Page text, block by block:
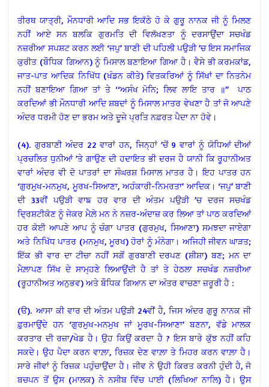
ਤੀਰਥ ਯਾਤ੍ਰੀ, ਮੌਨਧਾਰੀ ਆਦਿ ਸਭ ਇਕੱਠੇ ਹੋ ਕੇ ਗੁਰੂ ਨਾਨਕ ਜੀ ਨੂੰ ਮਿਲਣ
ਨਹੀਂ ਆਏ ਸਨ ਬਲਕਿ ਗੁਰਮਤਿ ਦੀ ਵਿਲੱਖਣਤਾ ਨੂੰ ਦਰਸਾਉਂਦਾ ਸਚਖੰਡ
ਨਜ਼ਰੀਆ ਸਪਸ਼ਟ ਕਰਨ ਲਈ ‘ਜਪੁ’ ਬਾਣੀ ਦੀ ਪਹਿਲੀ ਪਉੜੀ ’ਚ ਇਸ ਸਮਾਜਿਕ
ਕੁਰੀਤ (ਬੌਧਿਕ ਗਿਆਨ) ਨੂੰ ਮਿਸਾਲ ਬਣਾਇਆ ਗਿਆ ਹੈ। ਵੈਸੇ ਭੀ ਕਰਮਕਾਂਡ,
ਜਾਤ-ਪਾਤ ਆਦਿਕ ਨਿਖਿੱਧ (ਖੰਡਨ ਕੀਤੇ) ਵਿਤਕਰਿਆਂ ਨੂੰ ਸਿੱਖਾਂ ਦਾ ਨਿਤਨੇਮ
ਨਹੀਂ ਬਣਾਇਆ ਗਿਆ ਤਾਂ ਤੇ ‘‘ਅਸੰਖ ਮੋਨਿ; ਲਿਵ ਲਾਇ ਤਾਰ ॥’’ ਪਾਠ
ਕਰਦਿਆਂ ਭੀ ਮੌਨਧਾਰੀ ਆਦਿ ਸ਼ਬਦਾਂ ਨੂੰ ਮਿਸਾਲ ਮਾਤਰ ਵੇਖਣਾ ਹੈ ਤਾਂ ਜੋ ਆਪਣੇ
ਅੰਦਰ ਧਰਮੀ ਹੋਣ ਦਾ ਭਰਮ ਅਤੇ ਦੂਜੇ ਪ੍ਰਤਿ ਨਫ਼ਰਤ ਪੈਦਾ ਨਾ ਹੋਵੇ।
(4). ਗੁਰਬਾਣੀ ਅੰਦਰ 22 ਵਾਰਾਂ ਹਨ, ਜਿਨ੍ਹਾਂ ’ਚੋਂ 9 ਵਾਰਾਂ ਨੂੰ ਯੋਧਿਆਂ ਦੀਆਂ
ਪ੍ਰਚਲਿਤ ਧੁਨੀਆਂ ’ਤੇ ਗਾਉਣ ਦੀ ਹਦਾਇਤ ਭੀ ਦਰਜ ਹੈ ਯਾਨੀ ਕਿ ਰੂਹਾਨੀਅਤ
ਵਾਰਾਂ ਅੰਦਰ ਵੀ ਦੋ ਪਾਤਰਾਂ ਦਾ ਸੰਘਰਸ਼ ਮਿਸਾਲ ਮਾਤਰ ਹੈ। ਇਹ ਪਾਤਰ ਹਨ
‘ਗੁਰਮੁਖ-ਮਨਮੁਖ, ਮੂਰਖ-ਸਿਆਣਾ, ਅਹੰਕਾਰੀ-ਨਿਮਰਤਾ’ ਆਦਿਕ। ‘ਜਪੁ’ ਬਾਣੀ
ਦੀ 33ਵੀਂ ਪਉੜੀ ਵਾਙ ਹਰ ਵਾਰ ਦੀ ਅੰਤਮ ਪਉੜੀ ’ਚ ਦਰਜ ਸਚਖੰਡ
ਦ੍ਰਿਸ਼ਟੀਕੋਣ ਨੂੰ ਜੇਕਰ ਮੈਲ਼ੇ ਮਨ ਨੇ ਨਜ਼ਰ-ਅੰਦਾਜ਼ ਕਰ ਲਿਆ ਤਾਂ ਪਾਠ ਕਰਦਿਆਂ
ਹਰ ਕੋਈ ਆਪਣੇ ਆਪ ਨੂੰ ਚੰਗਾ ਪਾਤਰ (ਗੁਰਮੁਖ, ਸਿਆਣਾ) ਸਮਝਦਾ ਜਾਏਗਾ
ਅਤੇ ਨਿਖਿੱਧ ਪਾਤਰ (ਮਨਮੁਖ, ਮੂਰਖ) ਹੋਰਾਂ ਨੂੰ ਮੰਨੇਗਾ। ਅਜਿਹੀ ਜੀਵਨ ਘਾੜਤ;
ਇੱਕ ਭੀ ਵਾਰ ਦਾ ਟੀਚਾ ਨਹੀਂ ਸਗੋਂ ਗੁਰਬਾਣੀ ਦਰਪਣ (ਸ਼ੀਸ਼ਾ) ਬਣ; ਮਨ ਦਾ
ਮੈਲ਼ਾਪਣ ਸਿੱਖ ਦੇ ਸਾਮ੍ਹਣੇ ਲਿਆਉਂਦੀ ਹੈ ਤਾਂ ਤੇ ਹੇਠਲਾ ਸਚਖੰਡ ਨਜ਼ਰੀਆ
(ਰੂਹਾਨੀਅਤ ਅਨੁਭਵ) ਅਤੇ ਬੌਧਿਕ ਗਿਆਨ ਦਾ ਅੰਤਰ ਵਾਚਣਾ ਜ਼ਰੂਰੀ ਹੈ :
(ੳ). ਆਸਾ ਕੀ ਵਾਰ ਦੀ ਅੰਤਮ ਪਉੜੀ 24ਵੀਂ ਹੈ, ਜਿਸ ਅੰਦਰ ਗੁਰੂ ਨਾਨਕ ਜੀ
ਫ਼ੁਰਮਾਉਂਦੇ ਹਨ ‘ਗੁਰਮੁਖ-ਮਨਮੁਖ ਜਾਂ ਮੂਰਖ-ਸਿਆਣਾ’ ਬਣਨਾ, ਵੱਡੇ ਮਾਲਕ
ਕਰਤਾਰ ਦੀ ਰਜ਼ਾ/ਖੇਡ ਹੈ। ਉਹ ਕਿਉਂ ਕਰਦਾ ਹੈ ? ਇਸ ਬਾਰੇ ਕੁੱਝ ਨਹੀਂ ਕਹਿ
ਸਕਦੇ। ਉਹ ਪੈਦਾ ਕਰਨ ਵਾਲ਼ਾ, ਰਿਜ਼ਕ ਦੇਣ ਵਾਲ਼ਾ ਤੇ ਮਿਹਰ ਕਰਨ ਵਾਲ਼ਾ ਹੈ।
ਸਾਰੇ ਜੀਵਾਂ ਨੂੰ ਰਿਜ਼ਕ ਪਹੁੰਚਾਉਂਦਾ ਹੈ। ਜੀਵ ਨੇ ਉਹੀ ਕਿਰਤ ਕਰਨੀ ਹੁੰਦੀ ਹੈ, ਜੋ
ਬਚਪਨ ਤੋਂ ਉਸ (ਮਾਲਕ) ਨੇ ਨਸੀਬ ਵਿੱਚ ਪਾਈ (ਲਿਖਿਆ ਨਾਲਿ) ਹੈ। ਉਸ